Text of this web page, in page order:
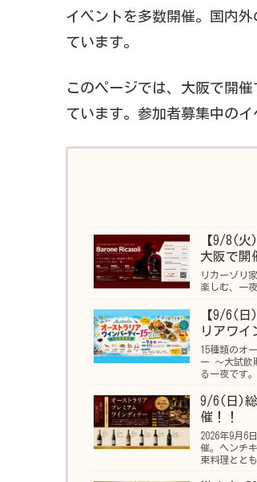
イベントを多数開催。国内
ています。
このページでは、大阪で開
ています。参加者募集中の
【9/8(火
大阪で開
リカーゾリ
楽しむ、一
【9/6(日
リアワイ
15種類のオ
ー ～大試飲
る一夜です。
9/6(日)総
催！！
2026年9月6
催。ヘンチ
東料理とと